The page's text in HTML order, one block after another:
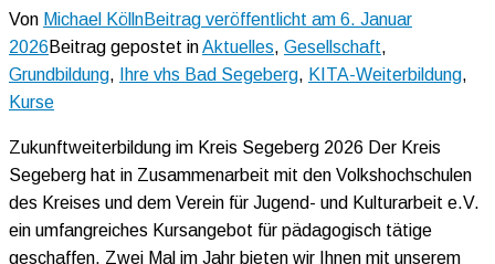
Von Michael KöllnBeitrag veröffentlicht am 6. Januar
2026 Beitrag gepostet inAktuelles, Gesellschaft,
Grundbildung, Ihre vhs Bad Segeberg, KITA-Weiterbildung,
Kurse
Zukunftweiterbildung im Kreis Segeberg 2026 Der Kreis
Segeberg hat in Zusammenarbeit mit den Volkshochschulen
des Kreises und dem Verein für Jugend- und Kulturarbeit e.V.
ein umfangreiches Kursangebot für pädagogisch tätige
geschaffen. Zwei Mal im Jahr bieten wir Ihnen mit unserem